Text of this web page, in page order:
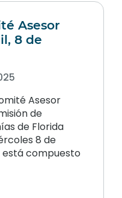
Asesor
8 de
Asesor
de
de Florida
8 de
está compuesto